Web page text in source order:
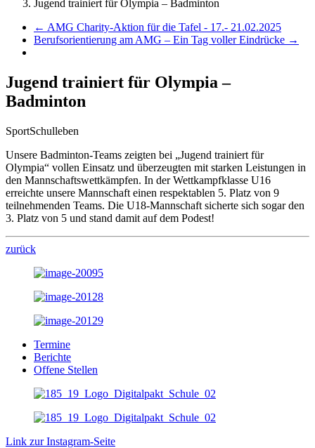
Jugend trainiert für Olympia – Badminton
← AMG Charity-Aktion für die Tafel - 17.- 21.02.2025
Berufsorientierung am AMG – Ein Tag voller Eindrücke →
Jugend trainiert für Olympia –
Badminton
SportSchulleben
Unsere Badminton-Teams zeigten bei „Jugend trainiert für
Olympia“ vollen Einsatz und überzeugten mit starken Leistungen in
den Mannschaftswettkämpfen. In der Wettkampfklasse U16
erreichte unsere Mannschaft einen respektablen 5. Platz von 9
teilnehmenden Teams. Die U18-Mannschaft sicherte sich sogar den
3. Platz von 5 und stand damit auf dem Podest!
zurück
Termine
Berichte
Offene Stellen
Link zur Instagram-Seite